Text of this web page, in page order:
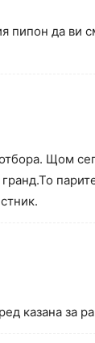
пипон да ви
Щом
казана за